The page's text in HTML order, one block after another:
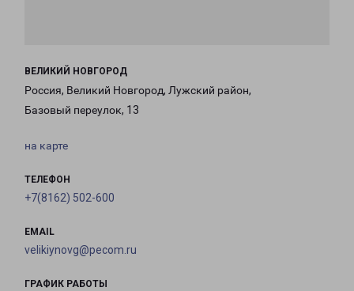
ВЕЛИКИЙ НОВГОРОД
Россия, Великий Новгород, Лужский район,
Базовый переулок, 13
на карте
ТЕЛЕФОН
+7(8162) 502-600
EMAIL
velikiynovg@pecom.ru
ГРАФИК РАБОТЫ